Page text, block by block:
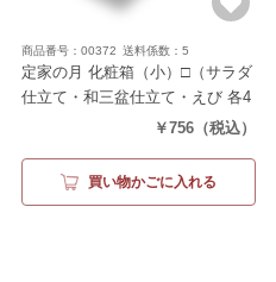
商品番号：00372 送料係数：5
定家の月 化粧箱（小）□（サラダ
仕立て・和三盆仕立て・えび 各4
￥756 （税込）
買い物かごに入れる